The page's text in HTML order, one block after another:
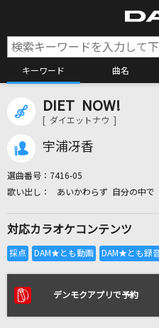
キーワード 曲名
全国
リアルタイムで歌
DIET NOW!
[ ダイエットナウ ]
宇浦冴香
選曲番号： 7416-05
あいかわらず 自分の中で
対応カラオケコンテンツ
デンモクアプリで予約